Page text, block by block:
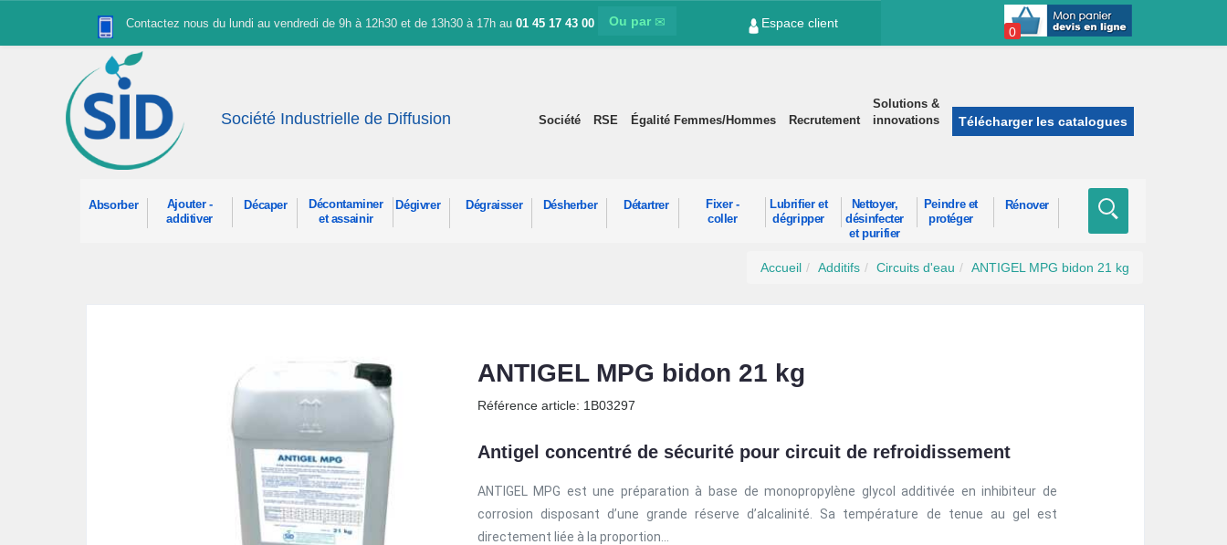
Contactez nous du lundi au vendredi de 9h à 12h30 et de 13h30 à 17h au 01 45 17 43 00 Ou par Espace client
0
Société Industrielle de Diffusion Société RSE Égalité Femmes/Hommes Recrutement
Solutions &
innovations
Télécharger les catalogues
Absorber
Ajouter -
additiver
Décaper
Décontaminer
et assainir
Dégivrer Dégraisser Désherber Détartrer
Fixer -
coller
Lubrifier et
dégripper
Nettoyer,
désinfecter
et purifier
Peindre et
protéger
Rénover
Accueil Additifs Circuits d'eau ANTIGEL MPG bidon 21 kg
ANTIGEL MPG bidon 21 kg
Référence article: 1B03297
Antigel concentré de sécurité pour circuit de refroidissement
ANTIGEL MPG est une préparation à base de monopropylène glycol additivée en inhibiteur de
corrosion disposant d’une grande réserve d’alcalinité. Sa température de tenue au gel est
directement liée à la proportion...